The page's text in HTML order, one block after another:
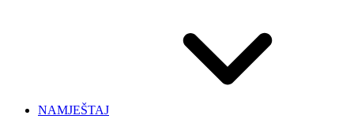
NAMJEŠTAJ